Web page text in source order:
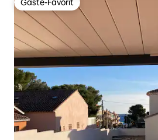
Gäste-Favorit
Gäste-Favorit